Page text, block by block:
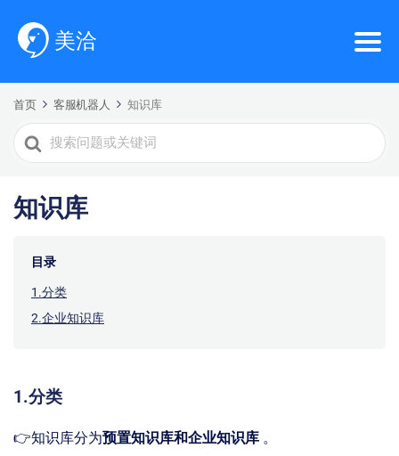
首页 客服机器人 知识库
Search
For
知识库
目录
1.分类
2.企业知识库
1.分类
👉知识库分为预置知识库和企业知识库 。